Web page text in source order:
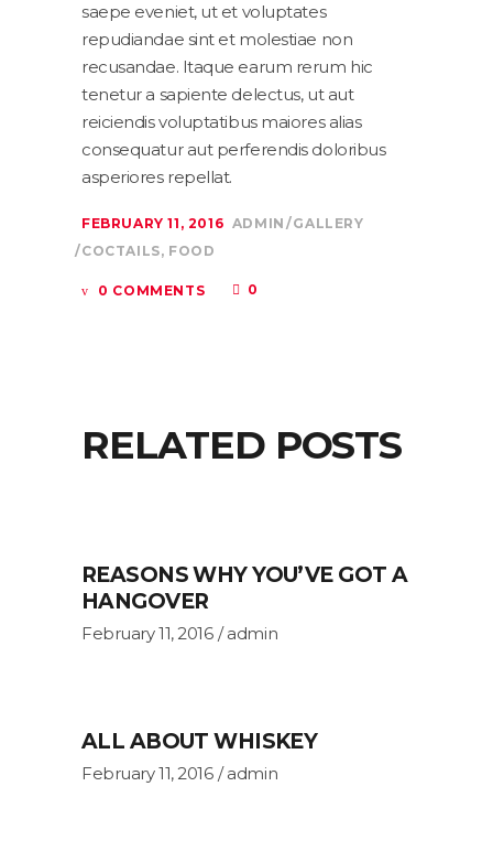
saepe eveniet, ut et voluptates
repudiandae sint et molestiae non
recusandae. Itaque earum rerum hic
tenetur a sapiente delectus, ut aut
reiciendis voluptatibus maiores alias
consequatur aut perferendis doloribus
asperiores repellat.
FEBRUARY 11, 2016 ADMIN
GALLERY
COCTAILS, FOOD
0 COMMENTS 0
RELATED POSTS
REASONS WHY YOU’VE GOT A
HANGOVER
February 11, 2016 admin
ALL ABOUT WHISKEY
February 11, 2016 admin